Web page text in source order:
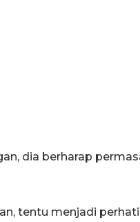
dia berharap
tentu menjadi